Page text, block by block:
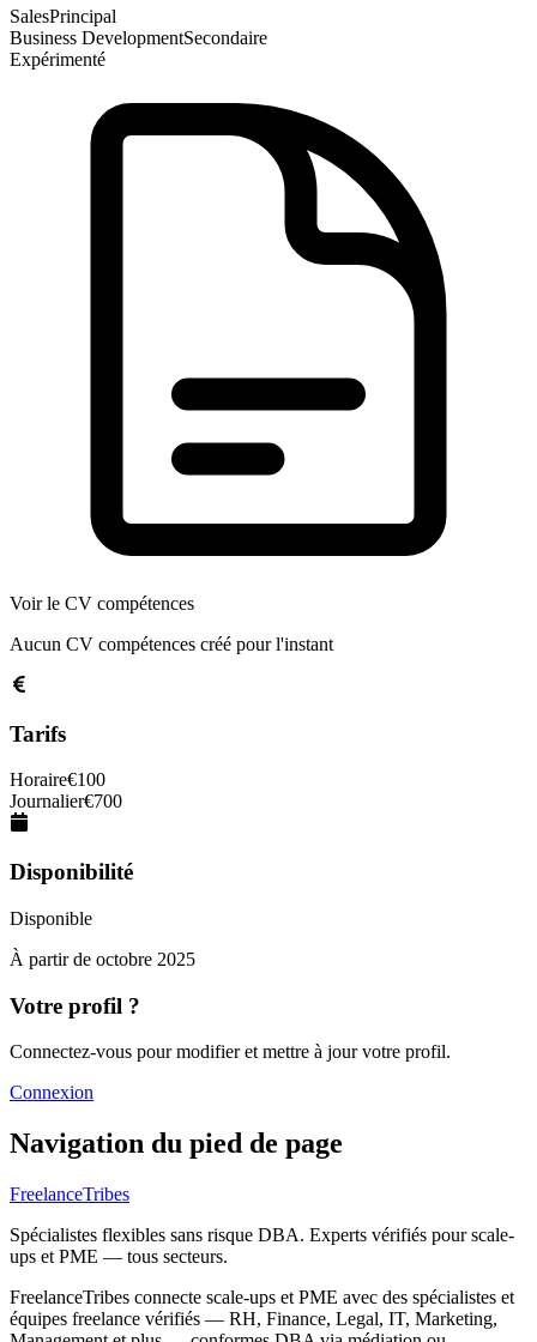
SalesPrincipal
Business DevelopmentSecondaire
Expérimenté
Voir le CV compétences
Aucun CV compétences créé pour l'instant
Tarifs
Horaire€100
Journalier€700
Disponibilité
Disponible
À partir de octobre 2025
Votre profil ?
Connectez-vous pour modifier et mettre à jour votre profil.
Connexion
Navigation du pied de page
FreelanceTribes
Spécialistes flexibles sans risque DBA. Experts vérifiés pour scale-
ups et PME — tous secteurs.
FreelanceTribes connecte scale-ups et PME avec des spécialistes et
équipes freelance vérifiés — RH, Finance, Legal, IT, Marketing,